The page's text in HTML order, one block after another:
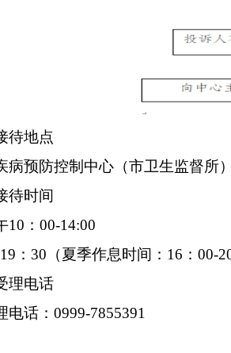
待地点
病预防控制中心（市卫生监督所
待时间
10 ：00-14:00
： 30 （夏季作息时间： 16 ：00-
理电话
电话：0999-7855391